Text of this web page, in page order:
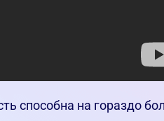
способна на гораздо